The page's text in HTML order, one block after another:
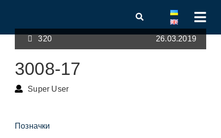
320 26.03.2019
3008-17
Super User
Позначки